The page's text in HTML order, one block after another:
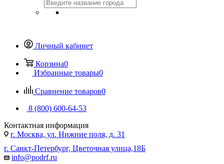
Личный кабинет
Корзина0
Избранные товары0
Сравнение товаров0
8 (800) 600-64-53
Контактная информация
г. Москва, ул. Нижние поля, д. 31
г. Санкт-Петербург, Цветочная улица,18Б
info@podrf.ru